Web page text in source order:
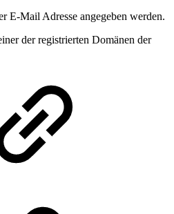
E-Mail Adresse angegeben werden.
der registrierten Domänen der